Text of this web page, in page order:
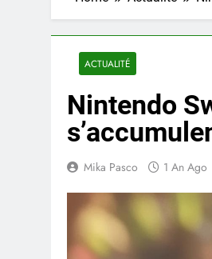
ACTUALITÉ
Nintendo
Mika Pasco 1 An Ago